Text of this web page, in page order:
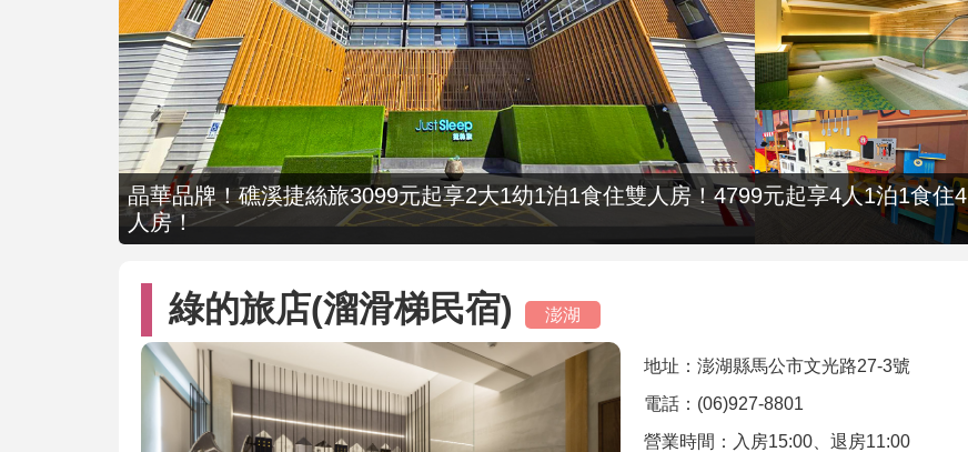
晶華品牌！礁溪捷絲旅3099元起享2大1幼1泊1食住雙人房！4799元起享4人1泊1食住4
人房！
綠的旅店(溜滑梯民宿) 澎湖
地址：澎湖縣馬公市文光路27-3號
電話：(06)927-8801
營業時間：入房15:00、退房11:00